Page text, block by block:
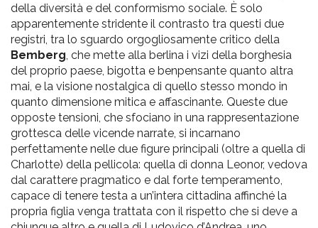
della diversità e del conformismo sociale. È solo
apparentemente stridente il contrasto tra questi due
registri, tra lo sguardo orgogliosamente critico della
Bemberg, che mette alla berlina i vizi della borghesia
del proprio paese, bigotta e benpensante quanto altra
mai, e la visione nostalgica di quello stesso mondo in
quanto dimensione mitica e affascinante. Queste due
opposte tensioni, che sfociano in una rappresentazione
grottesca delle vicende narrate, si incarnano
perfettamente nelle due figure principali (oltre a quella di
Charlotte) della pellicola: quella di donna Leonor, vedova
dal carattere pragmatico e dal forte temperamento,
capace di tenere testa a un’intera cittadina affinché la
propria figlia venga trattata con il rispetto che si deve a